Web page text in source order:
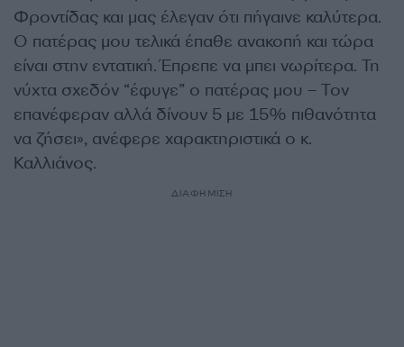
Φροντίδας και μας έλεγαν ότι πήγαινε καλύτερα.
Ο πατέρας μου τελικά έπαθε ανακοπή και τώρα
είναι στην εντατική. Έπρεπε να μπει νωρίτερα. Τη
νύχτα σχεδόν “έφυγε” ο πατέρας μου – Τον
επανέφεραν αλλά δίνουν 5 με 15% πιθανότητα
να ζήσει», ανέφερε χαρακτηριστικά ο κ.
Καλλιάνος.
ΔΙΑΦΗΜΙΣΗ